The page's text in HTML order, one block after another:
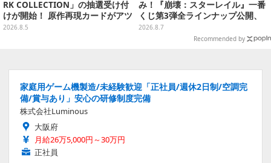
RK COLLECTION」の抽選受け付
けが開始！ 原作再現カードがアツ
いスペシャルパック
2026.8.5
み！『崩壊：スターレイル』一番
くじ第3弾全ラインナップ公開、
美麗ビジュアルのアクリルボード
2026.8.7
Recommended by
家庭用ゲーム機製造/未経験歓迎「正社員/週休2日制/空調完
備/賞与あり」安心の研修制度完備
株式会社Luminous
大阪府
月給26万5,000円～30万円
正社員